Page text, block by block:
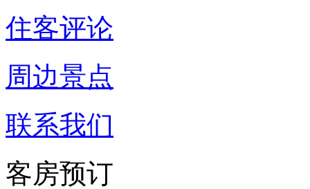
住客评论
周边景点
联系我们
客房预订